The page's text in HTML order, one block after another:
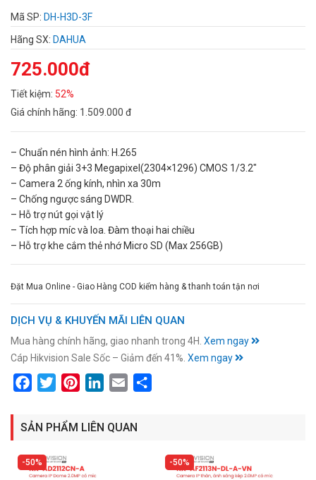
Mã SP: DH-H3D-3F
Hãng SX: DAHUA
725.000đ
Tiết kiệm: 52%
Giá chính hãng: 1.509.000 đ
– Chuẩn nén hình ảnh: H.265
– Độ phân giải 3+3 Megapixel(2304×1296) CMOS 1/3.2″
– Camera 2 ống kính, nhìn xa 30m
– Chống ngược sáng DWDR.
– Hỗ trợ nút gọi vật lý
– Tích hợp míc và loa. Đàm thoại hai chiều
– Hỗ trợ khe cắm thẻ nhớ Micro SD (Max 256GB)
Đặt Mua Online - Giao Hàng COD kiểm hàng & thanh toán tận nơi
DỊCH VỤ & KHUYẾN MÃI LIÊN QUAN
Mua hàng chính hãng, giao nhanh trong 4H. Xem ngay
Cáp Hikvision Sale Sốc – Giảm đến 41%. Xem ngay
FacebookTwitterPinterestLinkedIn
Email
SẢN PHẨM LIÊN QUAN
50% 50%